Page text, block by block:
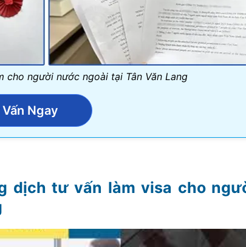
cho người nước ngoài tại Tân Văn Lang
Ngay
dịch tư vấn làm visa cho